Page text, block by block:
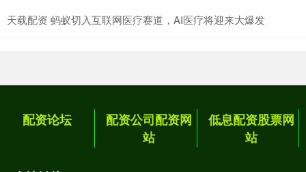
天载配资 蚂蚁切入互联网医疗赛道，AI医疗将迎来大爆发
配资论坛
配资公司配资网
站
低息配资股票网
站